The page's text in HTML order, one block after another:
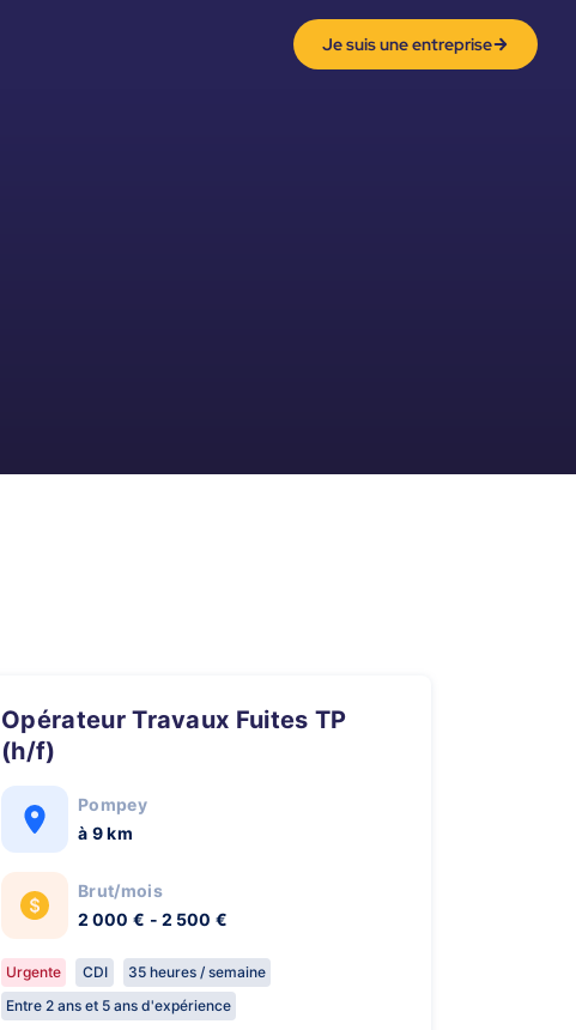
Je suis une entreprise
Opérateur Travaux Fuites TP
(h/f)
Pompey
à 9 km
Brut/mois
2 000 € - 2 500 €
Urgente CDI
35 heures / semaine
Entre 2 ans et 5 ans d'expérience